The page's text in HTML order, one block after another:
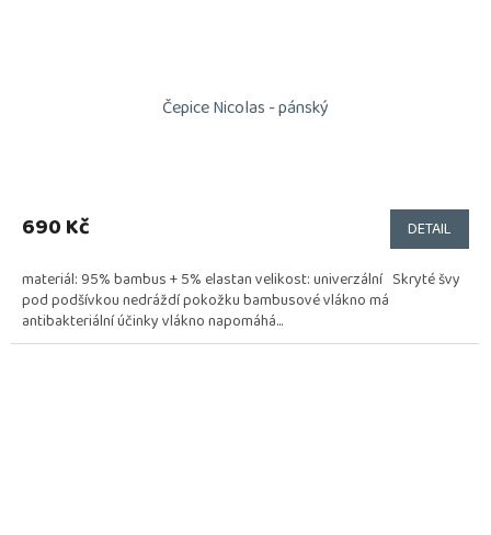
Čepice Nicolas - pánský
690 Kč DETAIL
materiál: 95% bambus + 5% elastan velikost: univerzální Skryté švy
pod podšívkou nedráždí pokožku bambusové vlákno má
antibakteriální účinky vlákno napomáhá...